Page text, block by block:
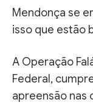
Mendonça se
isso que estão
A Operação
Federal,
apreensão nas